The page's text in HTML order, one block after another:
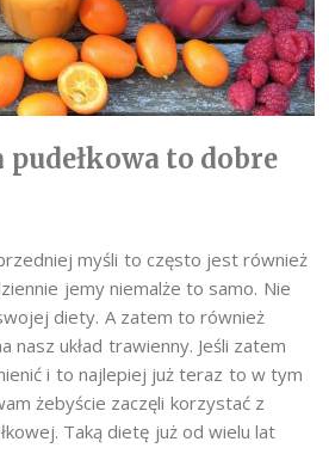
pudełkowa to dobre
myśli to często jest również
jemy niemalże to samo. Nie
diety. A zatem to również
nasz układ trawienny. Jeśli zatem
i to najlepiej już teraz to w tym
żebyście zaczęli korzystać z
Taką dietę już od wielu lat